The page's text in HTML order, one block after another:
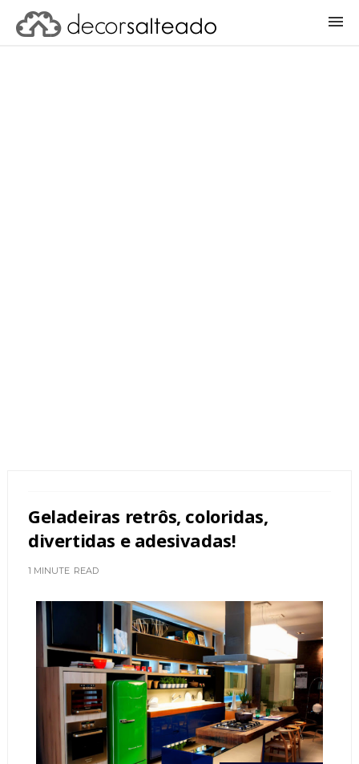
Geladeiras retrôs, coloridas,
divertidas e adesivadas!
1 MINUTE READ